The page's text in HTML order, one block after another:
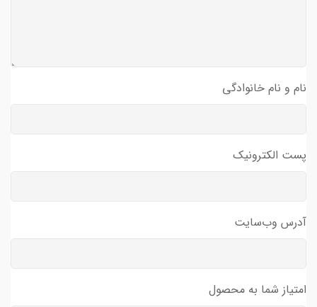
نام و نام خانوادگی
پست الکترونیک
آدرس وب‌سایت
امتیاز شما به محصول